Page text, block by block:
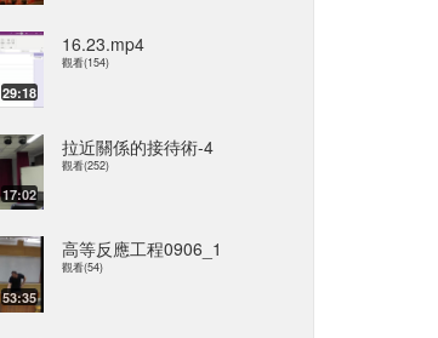
29:18
16.23.mp4
觀看(154)
17:02
拉近關係的接待術-4
觀看(252)
53:35
高等反應工程0906_1
觀看(54)